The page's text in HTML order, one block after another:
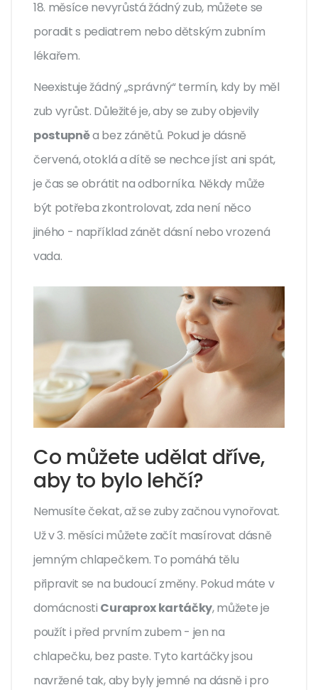
18. měsíce nevyrůstá žádný zub, můžete se
poradit s pediatrem nebo dětským zubním
lékařem.
Neexistuje žádný „správný“ termín, kdy by měl
zub vyrůst. Důležité je, aby se zuby objevily
postupněa bez zánětů. Pokud je dásně
červená, otoklá a dítě se nechce jíst ani spát,
je čas se obrátit na odborníka. Někdy může
být potřeba zkontrolovat, zda není něco
jiného - například zánět dásní nebo vrozená
vada.
Co můžete udělat dříve,
aby to bylo lehčí?
Nemusíte čekat, až se zuby začnou vynořovat.
Už v 3. měsíci můžete začít masírovat dásně
jemným chlapečkem. To pomáhá tělu
připravit se na budoucí změny. Pokud máte v
domácnosti Curaprox kartáčky, můžete je
použít i před prvním zubem - jen na
chlapečku, bez paste. Tyto kartáčky jsou
navržené tak, aby byly jemné na dásně i pro